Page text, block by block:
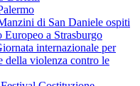
di San Daniele ospiti
Europeo a Strasburgo
internazionale per
della violenza contro le